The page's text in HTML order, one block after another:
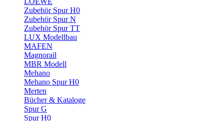
Zubehör Spur H0
Zubehör Spur N
Zubehör Spur TT
LUX Modellbau
MAFEN
Magnorail
MBR Modell
Mehano
Mehano Spur H0
Merten
Bücher & Kataloge
Spur G
Spur H0